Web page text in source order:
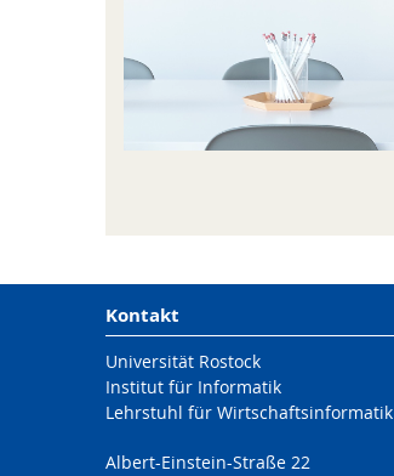
Kontakt
Universität Rostock
Institut für Informatik
Lehrstuhl für Wirtschaftsinformatik
Albert-Einstein-Straße 22